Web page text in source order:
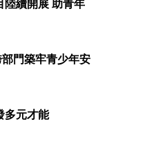
陸續開展 助青年
門築牢青少年安
多元才能